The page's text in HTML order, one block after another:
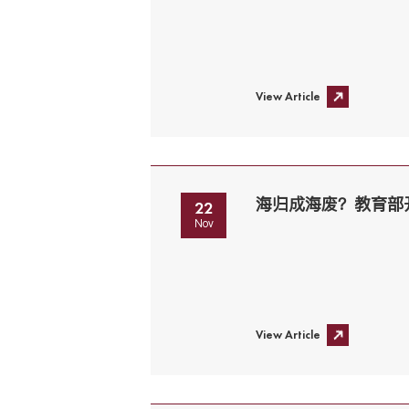
View Article
22
Nov
海归成海废？教育部
View Article